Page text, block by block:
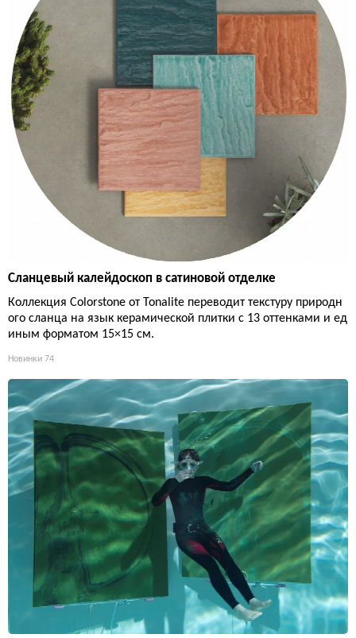
Сланцевый калейдоскоп в сатиновой отделке
Коллекция Colorstone от Tonalite переводит текстуру природн
ого сланца на язык керамической плитки с 13 оттенками и ед
иным форматом 15×15 см.
Новинки 74